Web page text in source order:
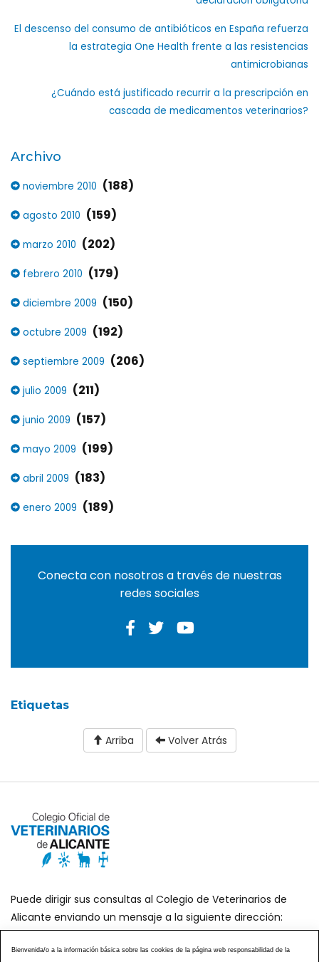
El descenso del consumo de antibióticos en España refuerza
la estrategia One Health frente a las resistencias
antimicrobianas
¿Cuándo está justificado recurrir a la prescripción en
cascada de medicamentos veterinarios?
Archivo
noviembre 2010 (188)
agosto 2010 (159)
marzo 2010 (202)
febrero 2010 (179)
diciembre 2009 (150)
octubre 2009 (192)
septiembre 2009 (206)
julio 2009 (211)
junio 2009 (157)
mayo 2009 (199)
abril 2009 (183)
enero 2009 (189)
Conecta con nosotros a través de nuestras
redes sociales
Etiquetas
Arriba Volver Atrás
Puede dirigir sus consultas al Colegio de Veterinarios de
Alicante enviando un mensaje a la siguiente dirección:
secretaria@icoval.org
Bienvenida/o a la información básica sobre las cookies de la página web responsabilidad de la